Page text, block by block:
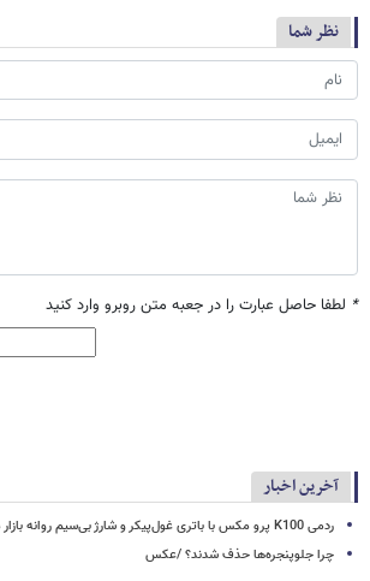
نظر شما
* لطفا حاصل عبارت را در جعبه متن روبرو وارد کنید
آخرین اخبار
ردمی K100 پرو مکس با باتری غول‌پیکر و شارژ بی‌سیم روانه بازار می‌شود
چرا جلوپنجره‌ها حذف شدند؟ /عکس